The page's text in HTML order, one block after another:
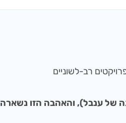
12 שפות (של סבתה של ענבל), והאהבה הזו נשארה